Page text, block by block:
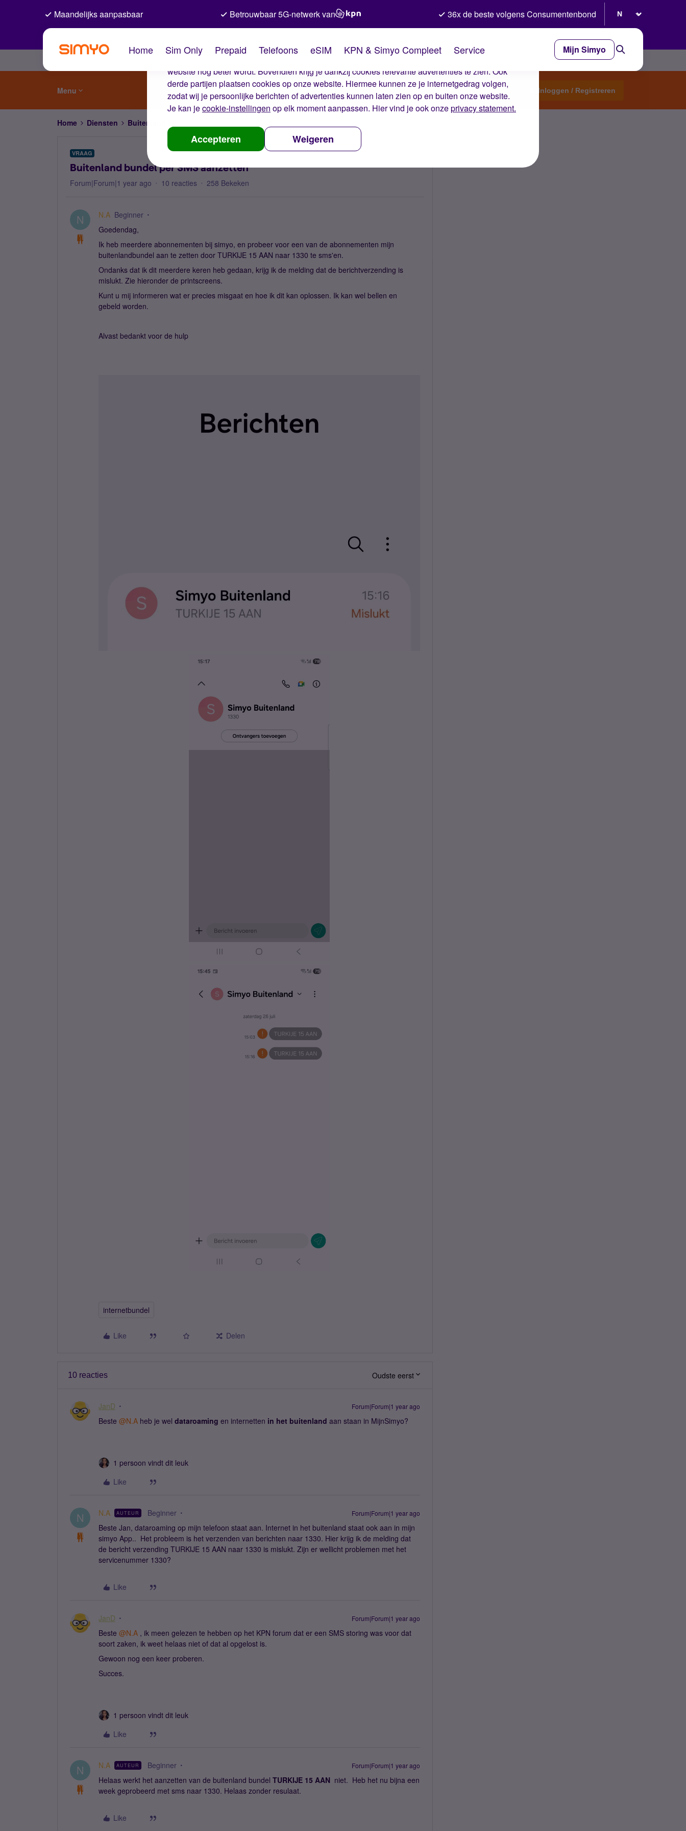
De cookies van Simyo
Wij gebruiken cookies op onze website. Met deze cookies zorgen wij ervoor dat je ervaring op de
website nog beter wordt. Bovendien krijg je dankzij cookies relevante advertenties te zien. Ook
derde partijen plaatsen cookies op onze website. Hiermee kunnen ze je internetgedrag volgen,
zodat wij je persoonlijke berichten of advertenties kunnen laten zien op en buiten onze website.
Je kan jecookie-instellingen op elk moment aanpassen. Hier vind je ook onzeprivacy statement.
Accepteren Weigeren
Maandelijks aanpasbaar Betrouwbaar 5G-netwerk van 36x de beste volgens Consumentenbond
Home Sim Only Prepaid Telefoons eSIM KPN & Simyo Compleet Service Mijn Simyo
Menu Start een topic Inloggen / Registreren
Home Diensten Buitenland
VRAAG
Buitenland bundel per SMS aanzetten
Forum|Forum|1 year ago 10 reacties 258 Bekeken
N N.A Beginner
Goedendag,
Ik heb meerdere abonnementen bij simyo, en probeer voor een van de abonnementen mijn
buitenlandbundel aan te zetten door TURKIJE 15 AAN naar 1330 te sms'en.
Ondanks dat ik dit meerdere keren heb gedaan, krijg ik de melding dat de berichtverzending is
mislukt. Zie hieronder de printscreens.
Kunt u mij informeren wat er precies misgaat en hoe ik dit kan oplossen. Ik kan wel bellen en
gebeld worden.
Alvast bedankt voor de hulp
internetbundel
Like Delen
10 reacties Oudste eerst
JanD Forum|Forum|1 year ago
Beste ​ @N.A heb je wel dataroaming en internetten in het buitenland aan staan in MijnSimyo?
1 persoon vindt dit leuk
Like
N N.A AUTEUR Beginner Forum|Forum|1 year ago
Beste Jan, dataroaming op mijn telefoon staat aan. Internet in het buitenland staat ook aan in mijn
simyo App.. Het probleem is het verzenden van berichten naar 1330. Hier krijg ik de melding dat
de bericht verzending TURKIJE 15 AAN naar 1330 is mislukt. Zijn er wellicht problemen met het
servicenummer 1330?
Like
JanD Forum|Forum|1 year ago
Beste ​ @N.A , ik meen gelezen te hebben op het KPN forum dat er een SMS storing was voor dat
soort zaken, ik weet helaas niet of dat al opgelost is.
Gewoon nog een keer proberen.
Succes.
1 persoon vindt dit leuk
Like
N N.A AUTEUR Beginner Forum|Forum|1 year ago
Helaas werkt het aanzetten van de buitenland bundel TURKIJE 15 AAN niet. Heb het nu bijna een
week geprobeerd met sms naar 1330. Helaas zonder resulaat.
Like